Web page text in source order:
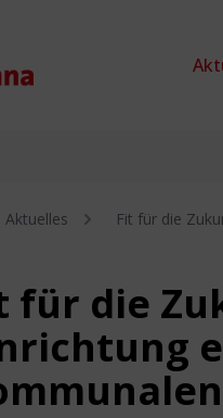
Aktuelles Fit für die
für die